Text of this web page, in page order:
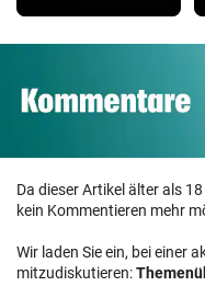
Da dieser Artikel älter als
kein Kommentieren mehr
Wir laden Sie ein, bei einer
mitzudiskutieren: